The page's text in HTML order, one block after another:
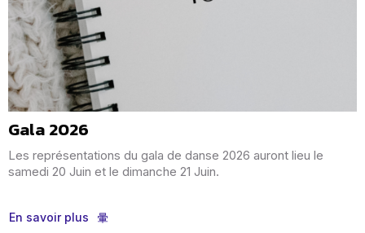
Gala 2026
Les représentations du gala de danse 2026 auront lieu le
samedi 20 Juin et le dimanche 21 Juin.
En savoir plus